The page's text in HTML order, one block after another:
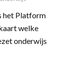
het Platform
welke
onderwijs